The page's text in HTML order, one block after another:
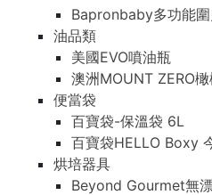
Bapronbaby多功能
油品類
美國EVO噴油瓶
澳洲MOUNT ZERO
便當袋
百寶袋-保溫袋 6L
百寶袋HELLO Boxy
烘培器具
Beyond Gourmet無